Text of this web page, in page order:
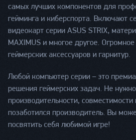
самых лучших компонентов для
гейминга и киберспорта. Включают
видеокарт серии ASUS STRIX,
MAXIMUS и многое другое.
геймерских аксессуаров и гарнитур.
Любой компьютер серии – это
решения геймерских задач. Не
производительности,
позаботился производитель. Вы
посвятить себя любимой игре!